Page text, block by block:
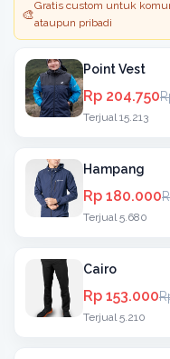
🎨
Gratis custom untuk
ataupun pribadi
Point Vest
Rp 204.750
Terjual 15.213
Hampang
Rp 180.000
Terjual 5.680
Cairo
Rp 153.000
Terjual 5.210